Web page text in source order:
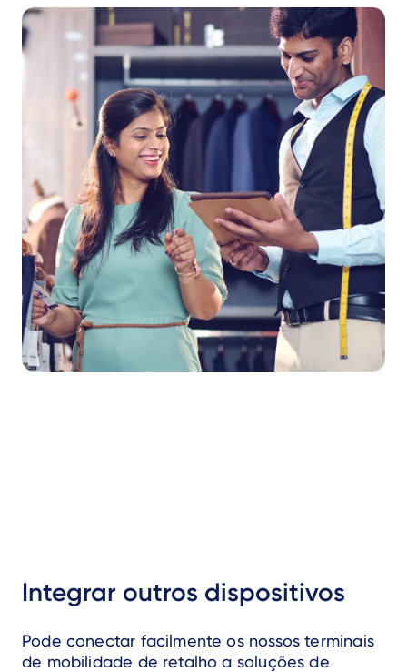
Integrar outros dispositivos
Pode conectar facilmente os nossos terminais
de mobilidade de retalho a soluções de